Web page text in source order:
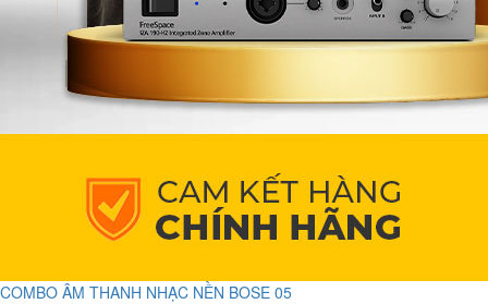
COMBO ÂM THANH NHẠC NỀN BOSE 05